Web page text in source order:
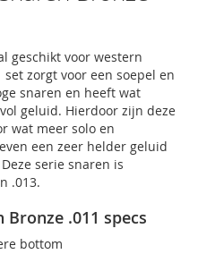
geschikt voor western
zorgt voor een soepel en
snaren en heeft wat
geluid. Hierdoor zijn deze
wat meer solo en
een zeer helder geluid
serie snaren is
.013.
.011 specs
bottom